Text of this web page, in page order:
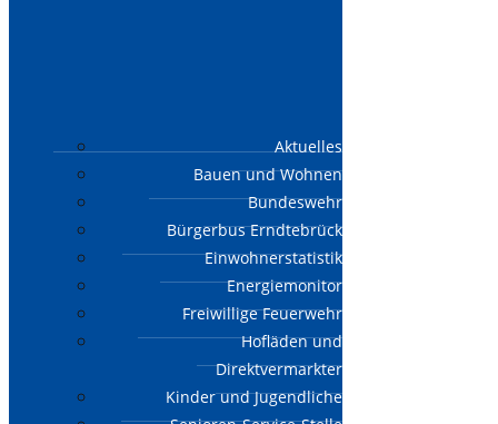
Aktuelles
Bauen und Wohnen
Bundeswehr
Bürgerbus Erndtebrück
Einwohnerstatistik
Energiemonitor
Freiwillige Feuerwehr
Hofläden und
Direktvermarkter
Kinder und Jugendliche